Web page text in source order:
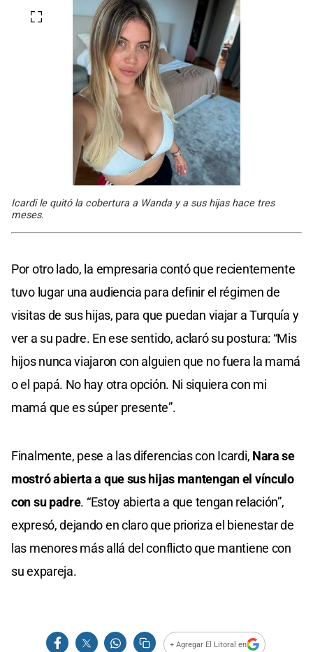
Icardi le quitó la cobertura a Wanda y a sus hijas hace tres
meses.
Por otro lado, la empresaria contó que recientemente
tuvo lugar una audiencia para definir el régimen de
visitas de sus hijas, para que puedan viajar a Turquía y
ver a su padre. En ese sentido, aclaró su postura: “Mis
hijos nunca viajaron con alguien que no fuera la mamá
o el papá. No hay otra opción. Ni siquiera con mi
mamá que es súper presente”.
Finalmente, pese a las diferencias con Icardi, Nara se
mostró abierta a que sus hijas mantengan el vínculo
con su padre. “Estoy abierta a que tengan relación”,
expresó, dejando en claro que prioriza el bienestar de
las menores más allá del conflicto que mantiene con
su expareja.
+ Agregar El Litoral en